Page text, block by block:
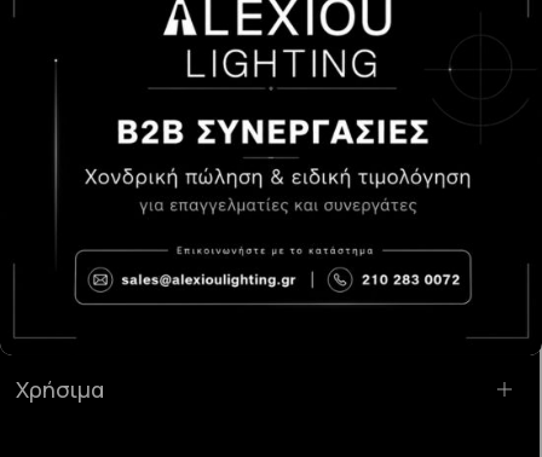
Κατάστημα Χαλάνδρι:Σαρανταπόρου 55, 15232, Χαλάνδρι
sales@alexioulighting.gr
210 283 0072
6983123181
Χρήσιμα